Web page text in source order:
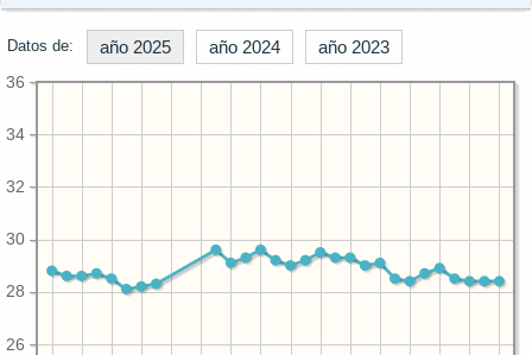
Datos de: año 2025 año 2024 año 2023
26
28
30
32
34
36